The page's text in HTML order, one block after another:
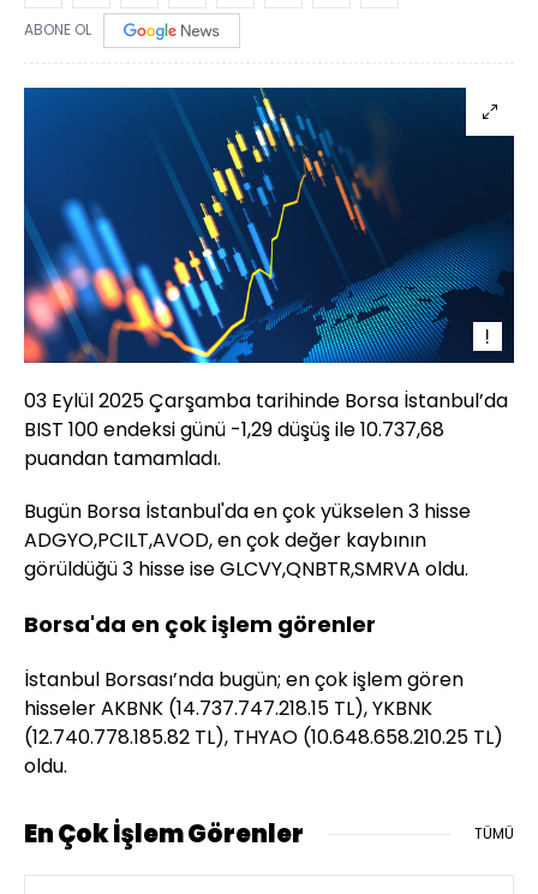
ABONE OL
03 Eylül 2025 Çarşamba tarihinde Borsa İstanbul’da
BIST 100 endeksi günü -1,29 düşüş ile 10.737,68
puandan tamamladı.
Bugün Borsa İstanbul'da en çok yükselen 3 hisse
ADGYO,PCILT,AVOD, en çok değer kaybının
görüldüğü 3 hisse ise GLCVY,QNBTR,SMRVA oldu.
Borsa'da en çok işlem görenler
İstanbul Borsası’nda bugün; en çok işlem gören
hisseler AKBNK (14.737.747.218.15 TL), YKBNK
(12.740.778.185.82 TL), THYAO (10.648.658.210.25 TL)
oldu.
En Çok İşlem Görenler TÜMÜ